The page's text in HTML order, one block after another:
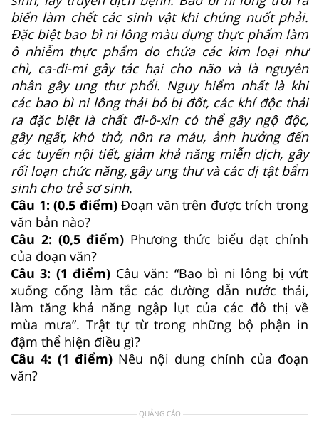
biển làm chết các sinh vật khi chúng nuốt phải.
Đặc biệt bao bì ni lông màu đựng thực phẩm làm
ô nhiễm thực phẩm do chứa các kim loại như
chì, ca-đi-mi gây tác hại cho não và là nguyên
nhân gây ung thư phổi. Nguy hiểm nhất là khi
các bao bì ni lông thải bỏ bị đốt, các khí độc thải
ra đặc biệt là chất đi-ô-xin có thể gây ngộ độc,
gây ngất, khó thở, nôn ra máu, ảnh hưởng đến
các tuyến nội tiết, giảm khả năng miễn dịch, gây
rối loạn chức năng, gây ung thư và các dị tật bẩm
sinh cho trẻ sơ sinh.
Câu 1: (0.5 điểm)Đoạn văn trên được trích trong
văn bản nào?
Câu 2: (0,5 điểm) Phương thức biểu đạt chính
của đoạn văn?
Câu 3: (1 điểm) Câu văn: “Bao bì ni lông bị vứt
xuống cống làm tắc các đường dẫn nước thải,
làm tăng khả năng ngập lụt của các đô thị về
mùa mưa”. Trật tự từ trong những bộ phận in
đậm thể hiện điều gì?
Câu 4: (1 điểm) Nêu nội dung chính của đoạn
văn?
QUẢNG CÁO